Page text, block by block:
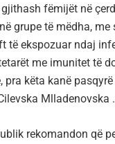
fëmijët në
grupe të mëdha,
të ekspozuar ndaj
me imunitet të
pra këta kanë
Mlladenovska .
rekomandon që